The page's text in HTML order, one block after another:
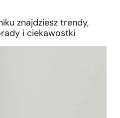
znajdziesz trendy,
i ciekawostki